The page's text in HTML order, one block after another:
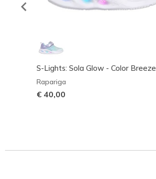
S-Lights: Sola Glow - Color Breeze
Rapariga
€ 40,00